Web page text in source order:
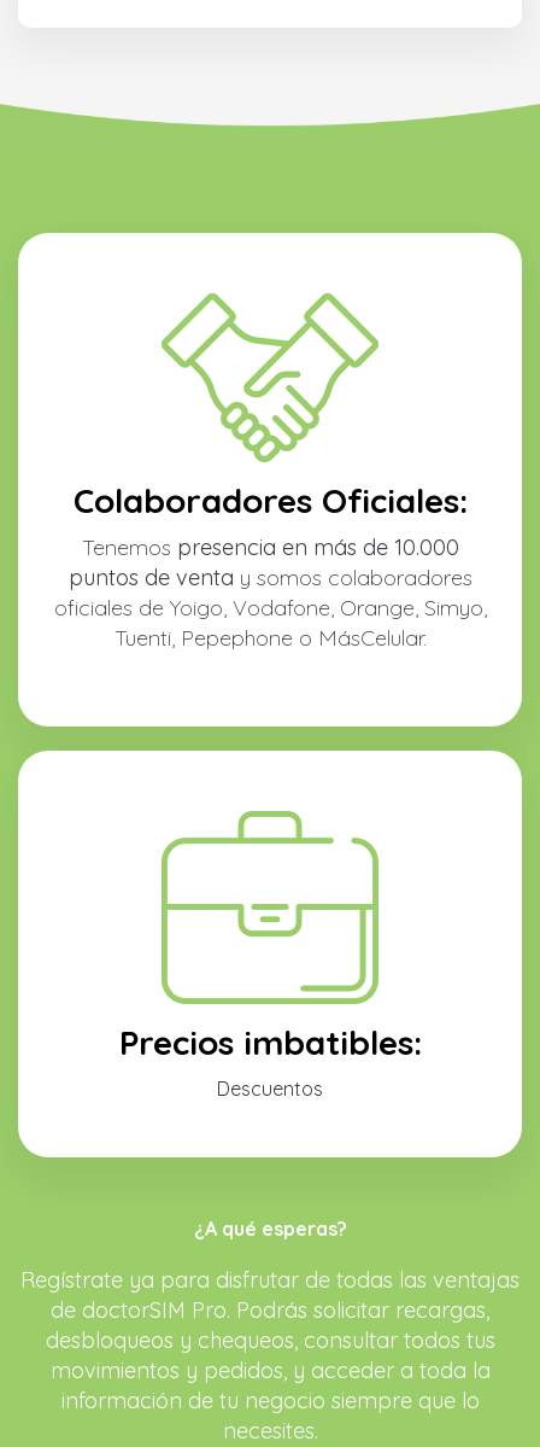
Colaboradores Oficiales:
Tenemos presencia en más de 10.000
puntos de venta y somos colaboradores
oficiales de Yoigo, Vodafone, Orange, Simyo,
Tuenti, Pepephone o MásCelular.
Precios imbatibles:
Descuentos
¿A qué esperas?
Regístrate ya para disfrutar de todas las ventajas
de doctorSIM Pro. Podrás solicitar recargas,
desbloqueos y chequeos, consultar todos tus
movimientos y pedidos, y acceder a toda la
información de tu negocio siempre que lo
necesites.